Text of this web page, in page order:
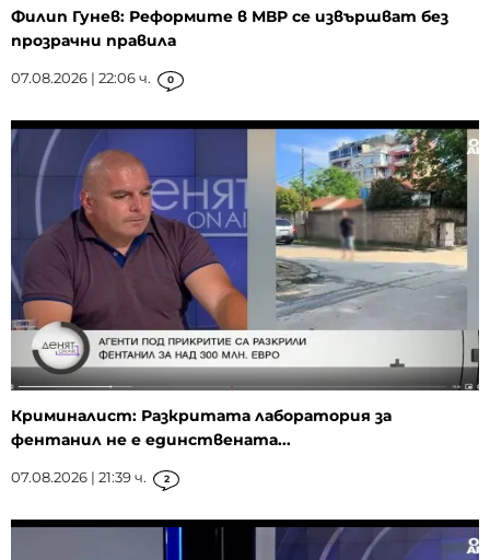
Филип Гунев: Реформите в МВР се извършват без
прозрачни правила
07.08.2026 | 22:06 ч. 0
Криминалист: Разкритата лаборатория за
фентанил не е единствената...
07.08.2026 | 21:39 ч. 2